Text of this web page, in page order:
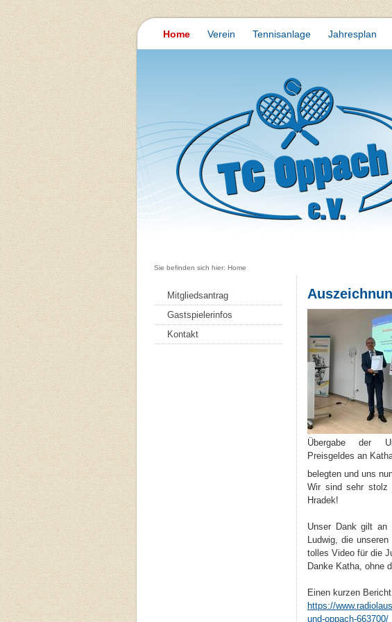
Home Verein Tennisanlage Jahresplan
Sie befinden sich hier: Home
Mitgliedsantrag
Gastspielerinfos
Kontakt
Übergabe der
Preisgeldes an
belegten und uns
Wir sind sehr stolz
Hradek!
Unser Dank gilt an
Ludwig, die
tolles Video für die
Danke Katha, ohne
Einen kurzen
https://
und-oppach-663700/